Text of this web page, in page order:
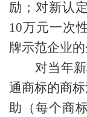
励；对新认
10万元一次
牌示范企业
对当年
通商标的商
助（每个商